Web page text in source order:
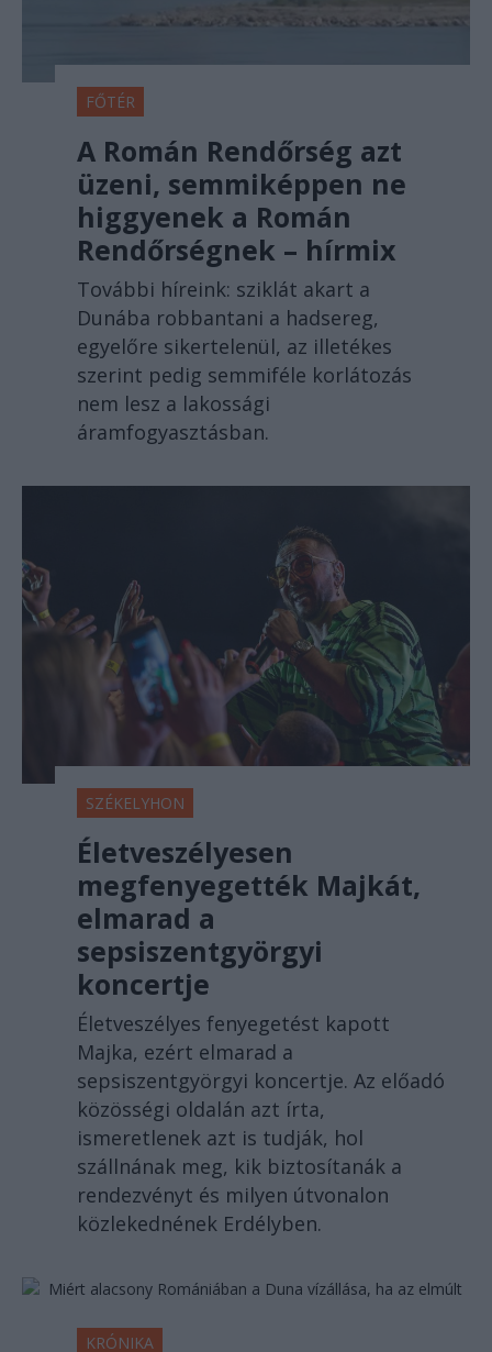
FŐTÉR
A Román Rendőrség azt
üzeni, semmiképpen ne
higgyenek a Román
Rendőrségnek – hírmix
További híreink: sziklát akart a
Dunába robbantani a hadsereg,
egyelőre sikertelenül, az illetékes
szerint pedig semmiféle korlátozás
nem lesz a lakossági
áramfogyasztásban.
SZÉKELYHON
Életveszélyesen
megfenyegették Majkát,
elmarad a
sepsiszentgyörgyi
koncertje
Életveszélyes fenyegetést kapott
Majka, ezért elmarad a
sepsiszentgyörgyi koncertje. Az előadó
közösségi oldalán azt írta,
ismeretlenek azt is tudják, hol
szállnának meg, kik biztosítanák a
rendezvényt és milyen útvonalon
közlekednének Erdélyben.
KRÓNIKA